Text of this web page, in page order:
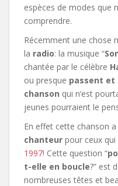
espèces de modes que
comprendre.
Récemment une chose
la radio: la musique “
chantée par le célèbre
ou presque passent et
chanson qui n’est
jeunes pourraient le
En effet cette chanson
chanteur pour ceux
1997! Cette question “
t-elle en boucle?” est
nombreuses têtes et